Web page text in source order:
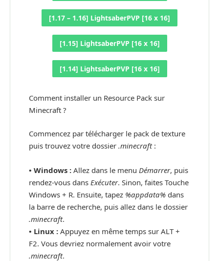
[1.17 – 1.16] LightsaberPVP [16 x 16]
[1.15] LightsaberPVP [16 x 16]
[1.14] LightsaberPVP [16 x 16]
Comment installer un Resource Pack sur
Minecraft ?
Commencez par télécharger le pack de texture
puis trouvez votre dossier .minecraft:
• Windows : Allez dans le menu Démarrer, puis
rendez-vous dans Exécuter. Sinon, faites Touche
Windows + R. Ensuite, tapez %appdata% dans
la barre de recherche, puis allez dans le dossier
.minecraft.
• Linux : Appuyez en même temps sur ALT +
F2. Vous devriez normalement avoir votre
.minecraft.